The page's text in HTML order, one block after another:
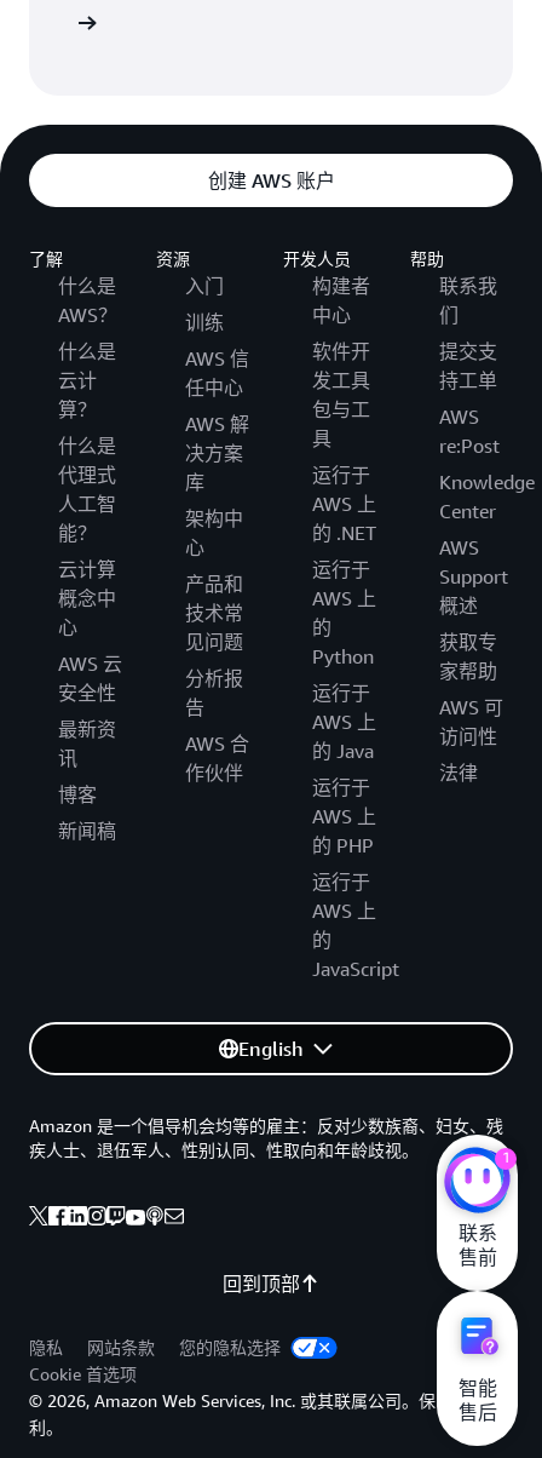
创建 AWS 账户
了解
什么是
AWS？
什么是
云计
算？
什么是
代理式
人工智
能？
云计算
概念中
心
AWS 云
安全性
最新资
讯
博客
新闻稿
资源
入门
训练
AWS 信
任中心
AWS 解
决方案
库
架构中
心
产品和
技术常
见问题
分析报
告
AWS 合
作伙伴
开发人员
构建者
中心
软件开
发工具
包与工
具
运行于
AWS 上
的 .NET
运行于
AWS 上
的
Python
运行于
AWS 上
的 Java
运行于
AWS 上
的 PHP
运行于
AWS 上
的
JavaScript
帮助
联系我
们
提交支
持工单
AWS
re:Post
Knowledge
Center
AWS
Support
概述
获取专
家帮助
AWS 可
访问性
法律
English
回到顶部
Amazon 是一个倡导机会均等的雇主：反对少数族裔、妇女、残
疾人士、退伍军人、性别认同、性取向和年龄歧视。
隐私 网站条款
您的隐私选择
Cookie 首选项
© 2026, Amazon Web Services, Inc. 或其联属公司。保留所有权
利。
1
联系
售前
智能
售后